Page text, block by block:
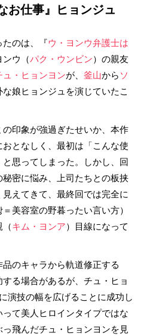
お仕事』ヒョンジュ
のは、『ウ・ヨンウ弁護士は
ンウ（パク・ウンビン）の親友
ュ・ヒョンヨンが、 釜山から ソ
娘ヒョンジュを演じていたこ
印象が強過ぎたせいか、本作
となしく、最初は「こんな使
思ってしまった。しかし、回
密に悩み、上司たちとの板挟
えてきて、最終回では完全に
美容室の野暮ったい言い方）
（キム・ヨンア）目線になって
のキャラから軌道修正する
る場合があるが、チュ・ヒョ
演技の幅を広げることに成功し
て美人ヒロインタイプではな
飛んだチュ・ヒョンヨンを見